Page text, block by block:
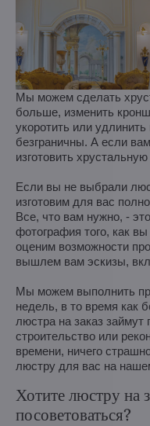
Мы можем сделать
больше, изменить
укоротить или
безграничны. А если
изготовить
Если вы не выбрали
изготовим для вас
Все, что вам нужно, -
фотография того, как
оценим возможности
вышлем вам эскизы,
Мы можем выполнить
недель, в то время как
люстра на заказ
строительство или
времени, ничего
люстру для вас на
Хотите люстру на
посоветоваться?